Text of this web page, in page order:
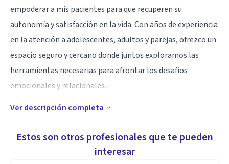
empoderar a mis pacientes para que recuperen su
autonomía y satisfacción en la vida. Con años de experiencia
en la atención a adolescentes, adultos y parejas, ofrezco un
espacio seguro y cercano donde juntos exploramos las
herramientas necesarias para afrontar los desafíos
emocionales y relacionales.
a conectar con tus propias fortalezas y a descubrir nuevas
formas de gestionar lo que te preocupa. Con una base sólida
Ver descripción completa
Estos son otros profesionales que te pueden
interesar